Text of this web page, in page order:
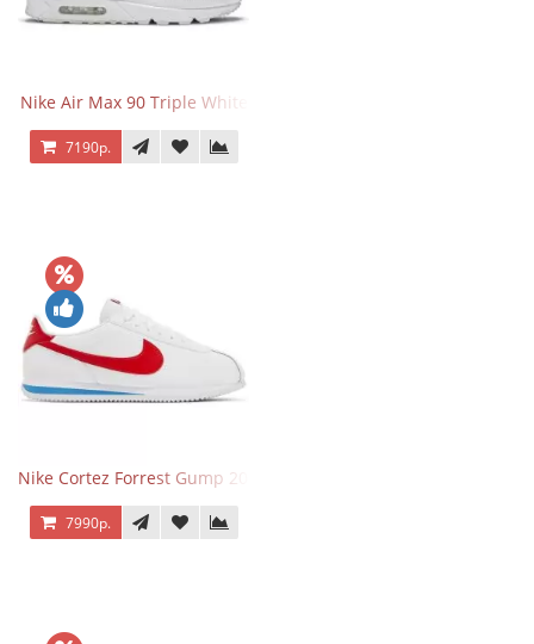
Nike Air Max 90 Triple White
7190р.
Nike Cortez Forrest Gump 2024
7990р.